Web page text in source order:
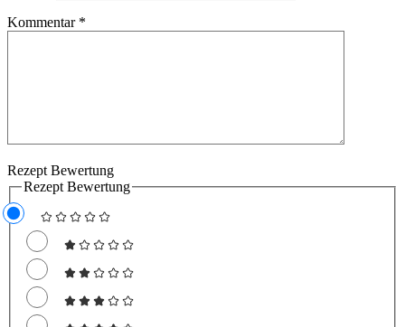
Kommentar *
Rezept Bewertung
Rezept Bewertung